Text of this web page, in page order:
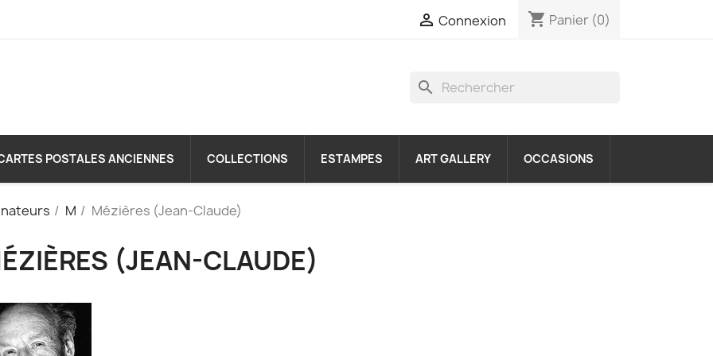
 Connexion shopping_cart Panier (0)
search
POSTALES ANCIENNES COLLECTIONS ESTAMPES ART GALLERY OCCASIONS
M Mézières (Jean-Claude)
(JEAN-CLAUDE)